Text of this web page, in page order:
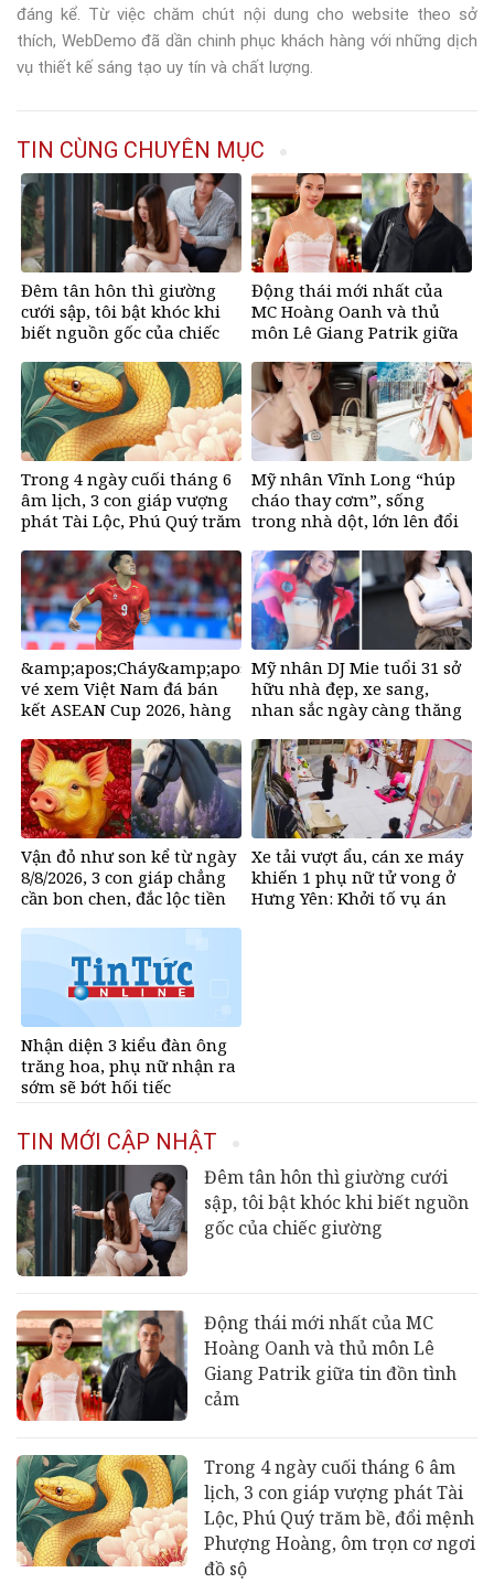
đáng kể. Từ việc chăm chút nội dung cho website theo sở
thích, WebDemo đã dần chinh phục khách hàng với những dịch
vụ thiết kế sáng tạo uy tín và chất lượng.
TIN CÙNG CHUYÊN MỤC
Đêm tân hôn thì giường
cưới sập, tôi bật khóc khi
biết nguồn gốc của chiếc
Động thái mới nhất của
MC Hoàng Oanh và thủ
môn Lê Giang Patrik giữa
Trong 4 ngày cuối tháng 6
âm lịch, 3 con giáp vượng
phát Tài Lộc, Phú Quý trăm
Hoàng, ôm trọn cơ ngơi đồ
sộ
Mỹ nhân Vĩnh Long “húp
cháo thay cơm”, sống
trong nhà dột, lớn lên đổi
50 tỷ đồng
&amp;apos;Cháy&amp;apos;
vé xem Việt Nam đá bán
kết ASEAN Cup 2026, hàng
Mỹ nhân DJ Mie tuổi 31 sở
hữu nhà đẹp, xe sang,
nhan sắc ngày càng thăng
Vận đỏ như son kể từ ngày
8/8/2026, 3 con giáp chẳng
cần bon chen, đắc lộc tiền
hương đổi đời
Xe tải vượt ẩu, cán xe máy
khiến 1 phụ nữ tử vong ở
Hưng Yên: Khởi tố vụ án
Nhận diện 3 kiểu đàn ông
trăng hoa, phụ nữ nhận ra
sớm sẽ bớt hối tiếc
TIN MỚI CẬP NHẬT
Đêm tân hôn thì giường cưới
sập, tôi bật khóc khi biết nguồn
gốc của chiếc giường
Động thái mới nhất của MC
Hoàng Oanh và thủ môn Lê
Giang Patrik giữa tin đồn tình
cảm
Trong 4 ngày cuối tháng 6 âm
lịch, 3 con giáp vượng phát Tài
Lộc, Phú Quý trăm bề, đổi mệnh
Phượng Hoàng, ôm trọn cơ ngơi
đồ sộ